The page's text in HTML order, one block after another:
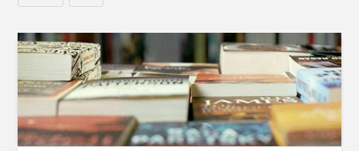
Journey
In
Books
For